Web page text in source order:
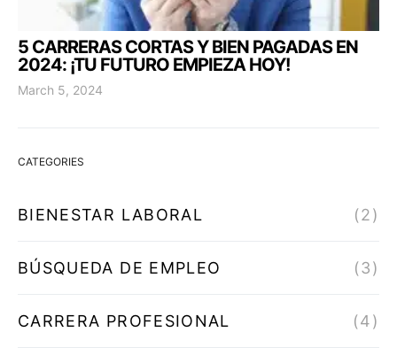
5 CARRERAS CORTAS Y BIEN PAGADAS EN
2024: ¡TU FUTURO EMPIEZA HOY!
March 5, 2024
CATEGORIES
BIENESTAR LABORAL (2)
BÚSQUEDA DE EMPLEO (3)
CARRERA PROFESIONAL (4)